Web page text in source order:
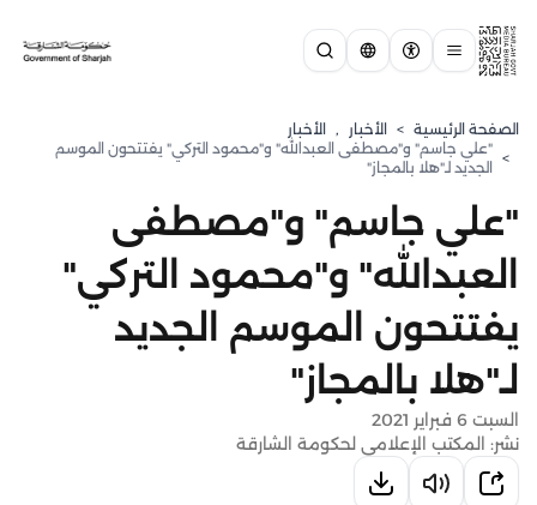
الصفحة الرئيسية > الأخبار , الأخبار
>
"علي جاسم" و"مصطفى العبدالله" و"محمود التركي" يفتتحون الموسم
الجديد لـ"هلا بالمجاز"
"علي جاسم" و"مصطفى
العبدالله" و"محمود التركي"
يفتتحون الموسم الجديد
لـ"هلا بالمجاز"
السبت 6 فبراير 2021
نشر: المكتب الإعلامي لحكومة الشارقة